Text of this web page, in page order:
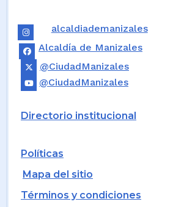
alcaldiademanizales
Alcaldía de Manizales
@CiudadManizales
@CiudadManizales
Directorio institucional
Políticas
Mapa del sitio
Términos y condiciones